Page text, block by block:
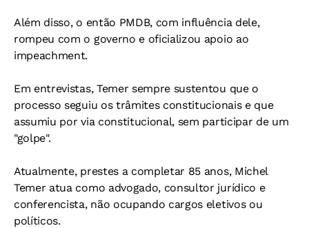
Além disso, o então PMDB, com influência dele,
rompeu com o governo e oficializou apoio ao
impeachment.
Em entrevistas, Temer sempre sustentou que o
processo seguiu os trâmites constitucionais e que
assumiu por via constitucional, sem participar de um
"golpe".
Atualmente, prestes a completar 85 anos, Michel
Temer atua como advogado, consultor jurídico e
conferencista, não ocupando cargos eletivos ou
políticos.